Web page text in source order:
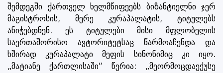
შემდეგში ქართველ ხელმწიფეებს ბიზანტიელნი ჯერ
მაგისტროსის, მერე კურაპალატის, ტიტულებს
ანიჭებდნენ. ეს ტიტულები მისი მფლობელის
საერთაშორისო ავტორიტეტსაც წარმოაჩენდა და
ხშირად კურაპალატი მეფის სინონიმიც კი იყო.
„მატიანე ქართლისაში“ წერია: „მეორმოცდაექუსე